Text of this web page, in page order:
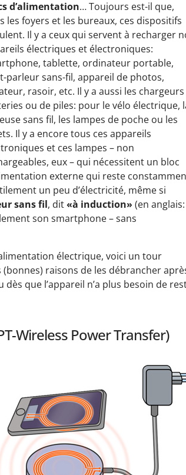
Passez à
Économiser
Économiser
Protéger la
Espace
Maison des
Outils web
ConsoBat 3.5
Vraiment
d’alimentation… Toujours est-il que,
les foyers et les bureaux, ces dispositifs
Il y a ceux qui servent à recharger
électriques et électroniques:
tablette, ordinateur portable,
parleur sans-fil, appareil de photos,
rasoir, etc. Il y a aussi les
ou de piles: pour le vélo électrique,
sans fil, les lampes de poche ou les
Il y a encore tous ces appareils
et ces lampes – non
eux – qui nécessitent un bloc
externe qui reste
un peu d’électricité, même si
sans fil, dit«à induction» (en anglais:
son smartphone – sans
électrique, voici un tour
raisons de les débrancher
que l’appareil n’a plus besoin de
Wireless Power Transfer)